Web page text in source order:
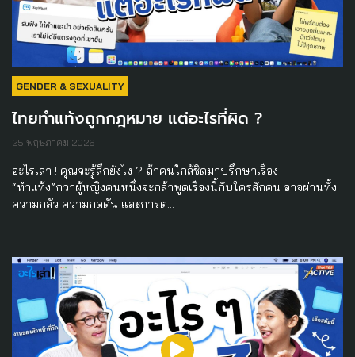
GENDER & SEXUALITY
ไทยทำแท้งถูกกฎหมาย แต่อะไรที่ผิด ?
25 พฤษภาคม 2026
อะไรเล่า ! คุณจะรู้สึกยังไง ? ถ้าคนใกล้ชิดมาปรึกษาเรื่อง
“ทำแท้ง”กว่าผู้หญิงคนหนึ่งจะกล้าพูดเรื่องนี้กับใครสักคน อาจผ่านทั้ง
ความกลัว ความกดดัน และการต…